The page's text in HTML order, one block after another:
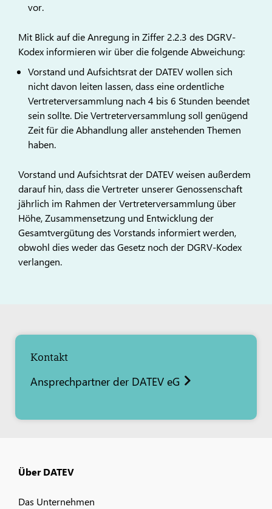
vor.
Mit Blick auf die Anregung in Ziffer 2.2.3 des DGRV-
Kodex informieren wir über die folgende Abweichung:
Vorstand und Aufsichtsrat der DATEV wollen sich
nicht davon leiten lassen, dass eine ordentliche
Vertreterversammlung nach 4 bis 6 Stunden beendet
sein sollte. Die Vertreterversammlung soll genügend
Zeit für die Abhandlung aller anstehenden Themen
haben.
Vorstand und Aufsichtsrat der DATEV weisen außerdem
darauf hin, dass die Vertreter unserer Genossenschaft
jährlich im Rahmen der Vertreterversammlung über
Höhe, Zusammensetzung und Entwicklung der
Gesamtvergütung des Vorstands informiert werden,
obwohl dies weder das Gesetz noch der DGRV-Kodex
verlangen.
Kontakt
Ansprechpartner der DATEV eG
Über DATEV
Das Unternehmen